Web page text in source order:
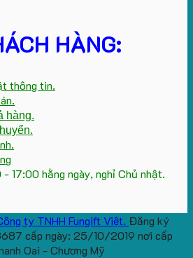
HÀNG:
thông tin.
hàng.
17:00 hằng ngày, nghỉ Chủ nhật.
ty TNHH Fungift Việt. Đăng ký
cấp ngày: 25/10/2019 nơi cấp
Oai - Chương Mỹ